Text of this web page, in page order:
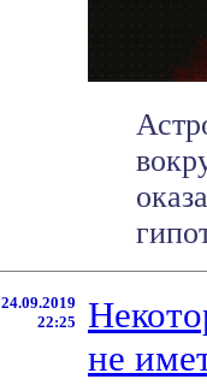
24.09.2019
22:25
не